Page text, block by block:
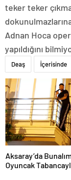
teker teker
Adnan Hoca
yapıldığını
Deaş İçerisinde
Aksaray’da
Oyuncak